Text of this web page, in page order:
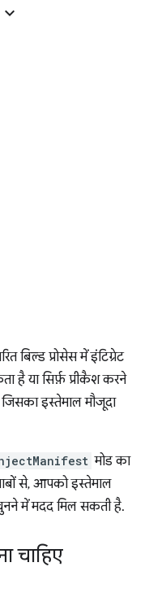
बिल्ड प्रोसेस में इंटिग्रेट
है या सिर्फ़ प्रीकैश करने
इस्तेमाल मौजूदा
मोड का
से, आपको इस्तेमाल
में मदद मिल सकती है.
चाहिए